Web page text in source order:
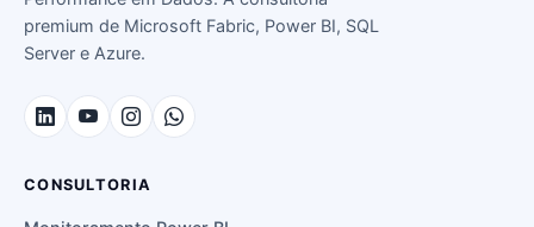
premium de Microsoft Fabric, Power BI, SQL
Server e Azure.
CONSULTORIA